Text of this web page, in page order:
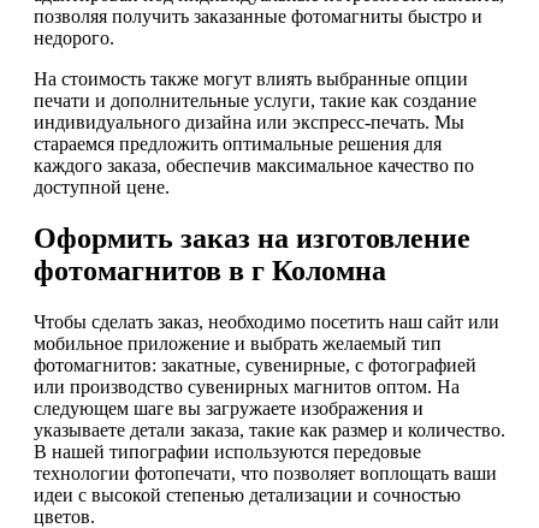
позволяя получить заказанные фотомагниты быстро и
недорого.
На стоимость также могут влиять выбранные опции
печати и дополнительные услуги, такие как создание
индивидуального дизайна или экспресс-печать. Мы
стараемся предложить оптимальные решения для
каждого заказа, обеспечив максимальное качество по
доступной цене.
Оформить заказ на изготовление
фотомагнитов в г Коломна
Чтобы сделать заказ, необходимо посетить наш сайт или
мобильное приложение и выбрать желаемый тип
фотомагнитов: закатные, сувенирные, с фотографией
или производство сувенирных магнитов оптом. На
следующем шаге вы загружаете изображения и
указываете детали заказа, такие как размер и количество.
В нашей типографии используются передовые
технологии фотопечати, что позволяет воплощать ваши
идеи с высокой степенью детализации и сочностью
цветов.